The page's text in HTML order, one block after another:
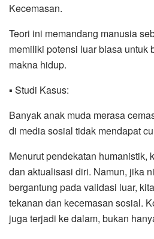
Kecemasan.
Teori ini memandang manusia
memiliki potensi luar biasa untuk
makna hidup.
▪︎ Studi Kasus:
Banyak anak muda merasa
di media sosial tidak mendapat
Menurut pendekatan humanistik,
dan aktualisasi diri. Namun, jika
bergantung pada validasi luar,
tekanan dan kecemasan sosial.
juga terjadi ke dalam, bukan